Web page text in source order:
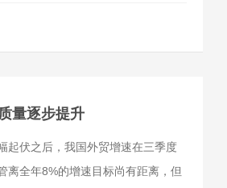
息管理等多个方面，形成了一套完
系，全面保障企业用户的邮箱安
量逐步提升
起伏之后，我国外贸增速在三季度
离全年8%的增速目标尚有距离，但